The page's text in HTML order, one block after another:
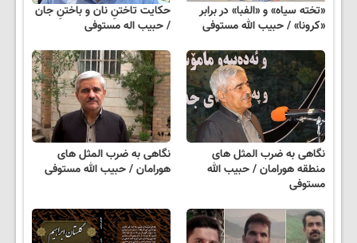
«تخته سیاه» و «الفبا» در برابر
«کرونا» / حبیب الله مستوفی
حکایت تاختنِ نان و باختنِ جان
/ حبیب اله مستوفی
نگاهی به ضرب المثل های
منطقه هورامان / حبیب الله
مستوفی
نگاهی به ضرب المثل های
هورامان / حبیب الله مستوفی